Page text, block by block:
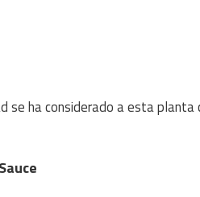
se ha considerado a esta